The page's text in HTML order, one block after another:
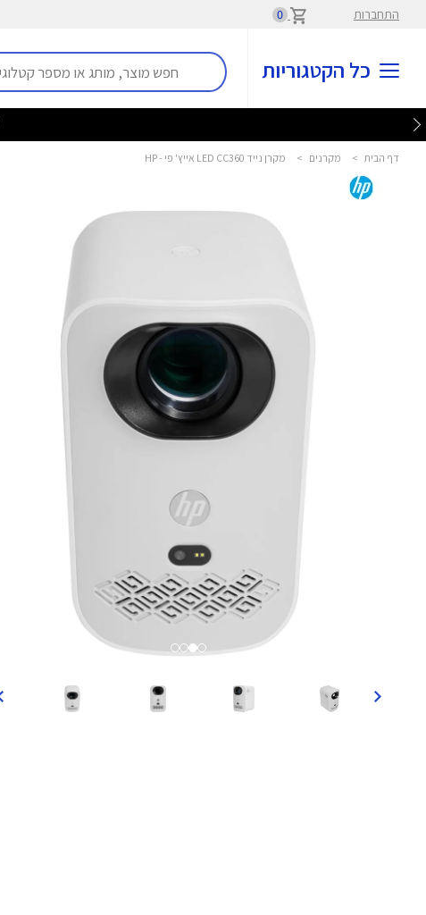
התחברות 0
כל הקטגוריות
דף הבית > מקרנים > מקרן נייד LED CC360 אייץ' פי - HP